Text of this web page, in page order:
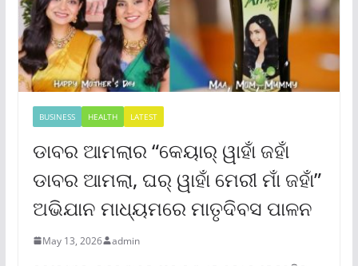
BUSINESS HEALTH LATEST
ଡାବର ଆମଲାର “କେୟାର୍ ୱାହାଁ ଜହାଁ
ଡାବର ଆମଲା, ଘର୍ ୱାହାଁ ମେରୀ ମାଁ ଜହାଁ”
ଅଭିଯାନ ମାଧ୍ୟମରେ ମାତୃଦିବସ ପାଳନ
May 13, 2026 admin